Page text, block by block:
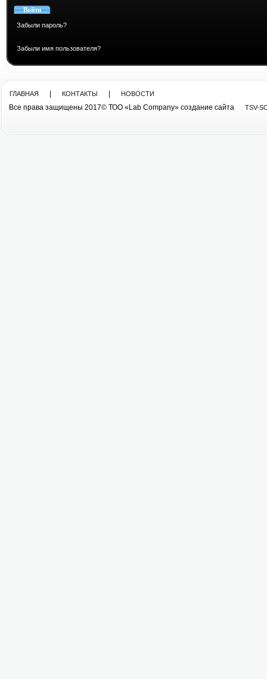
Забыли пароль?
Забыли имя пользователя?
ГЛАВНАЯ КОНТАКТЫ НОВОСТИ
Все права защищены 2017© ТОО «Lab Company» cоздание сайта TSV-